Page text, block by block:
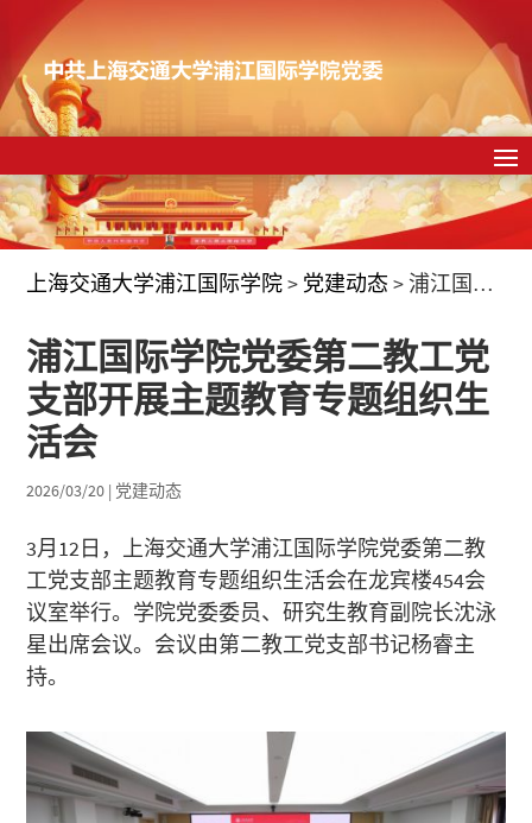
上海交通大学浦江国际学院> 党建动态 > 浦江国际学院党委第二教工党支部开展主题教育专题组织生活会
浦江国际学院党委第二教工党
支部开展主题教育专题组织生
活会
2026/03/20 | 党建动态
3月12日，上海交通大学浦江国际学院党委第二教
工党支部主题教育专题组织生活会在龙宾楼454会
议室举行。学院党委委员、研究生教育副院长沈泳
星出席会议。会议由第二教工党支部书记杨睿主
持。